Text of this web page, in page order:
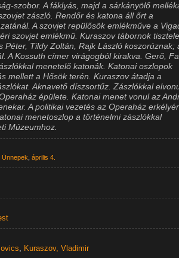
szobor. A fáklyás, majd a sárkányölő
zászló. Rendőr és katona áll őrt a
A szovjet repülősök emlékműve a
szovjet emlékmű. Kuraszov tábornok
Péter, Tildy Zoltán, Rajk László koszorúznak;
A Kossuth címer virágogból kirakva. Gerő,
menetelő katonák. Katonai oszlopok
mellett a Hősök terén. Kuraszov átadja a
Aknavető díszsortűz. Zászlókkal
épülete. Katonai menet vonul az
A politikai vezetés az Operaház
menetoszlop a történelmi zászlókkal
Múzeumhoz.
,Ünnepek ,április 4.
, Kuraszov, Vladimir